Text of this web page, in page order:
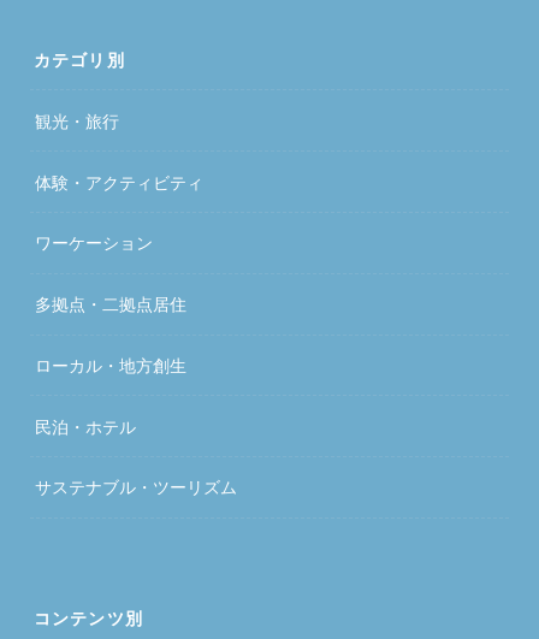
カテゴリ別
観光・旅行
体験・アクティビティ
ワーケーション
多拠点・二拠点居住
ローカル・地方創生
民泊・ホテル
サステナブル・ツーリズム
コンテンツ別